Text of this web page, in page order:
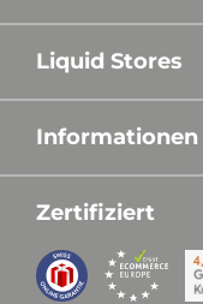
Liquid Stores
Informationen
Zertifiziert